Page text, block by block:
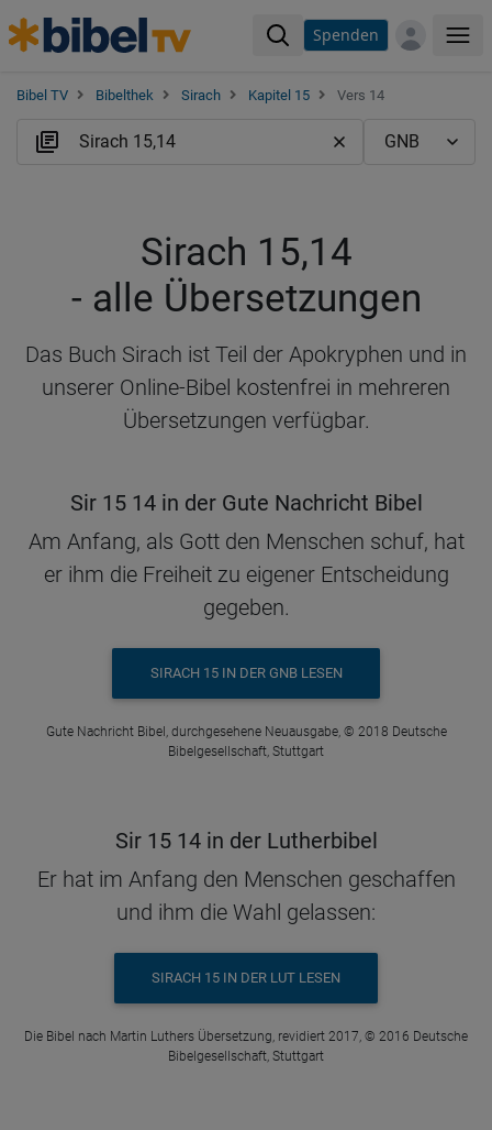
Spenden
Bibel TV Bibelthek Sirach Kapitel 15 Vers 14
Sirach 15,14
- alle Übersetzungen
Das Buch Sirach ist Teil der Apokryphen und in
unserer Online-Bibel kostenfrei in mehreren
Übersetzungen verfügbar.
Sir 15 14 in der Gute Nachricht Bibel
Am Anfang, als Gott den Menschen schuf, hat
er ihm die Freiheit zu eigener Entscheidung
gegeben.
SIRACH 15 IN DER GNB LESEN
Gute Nachricht Bibel, durchgesehene Neuausgabe, © 2018 Deutsche
Bibelgesellschaft, Stuttgart
Sir 15 14 in der Lutherbibel
Er hat im Anfang den Menschen geschaffen
und ihm die Wahl gelassen:
SIRACH 15 IN DER LUT LESEN
Die Bibel nach Martin Luthers Übersetzung, revidiert 2017, © 2016 Deutsche
Bibelgesellschaft, Stuttgart